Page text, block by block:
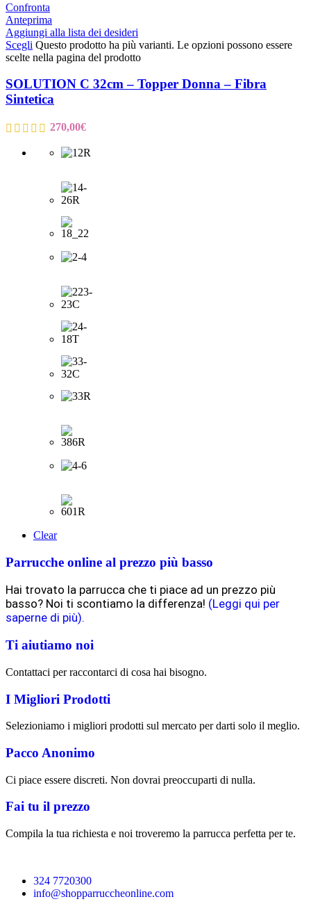
Confronta
Anteprima
Aggiungi alla lista dei desideri
Scegli Questo prodotto ha più varianti. Le opzioni possono essere
scelte nella pagina del prodotto
SOLUTION C 32cm – Topper Donna – Fibra
Sintetica
270,00€
Clear
Parrucche online al prezzo più basso
Hai trovato la parrucca che ti piace ad un prezzo più
basso? Noi ti scontiamo la differenza! (Leggi qui per
saperne di più).
Ti aiutiamo noi
Contattaci per raccontarci di cosa hai bisogno.
I Migliori Prodotti
Selezioniamo i migliori prodotti sul mercato per darti solo il meglio.
Pacco Anonimo
Ci piace essere discreti. Non dovrai preoccuparti di nulla.
Fai tu il prezzo
Compila la tua richiesta e noi troveremo la parrucca perfetta per te.
324 7720300
info@shopparruccheonline.com